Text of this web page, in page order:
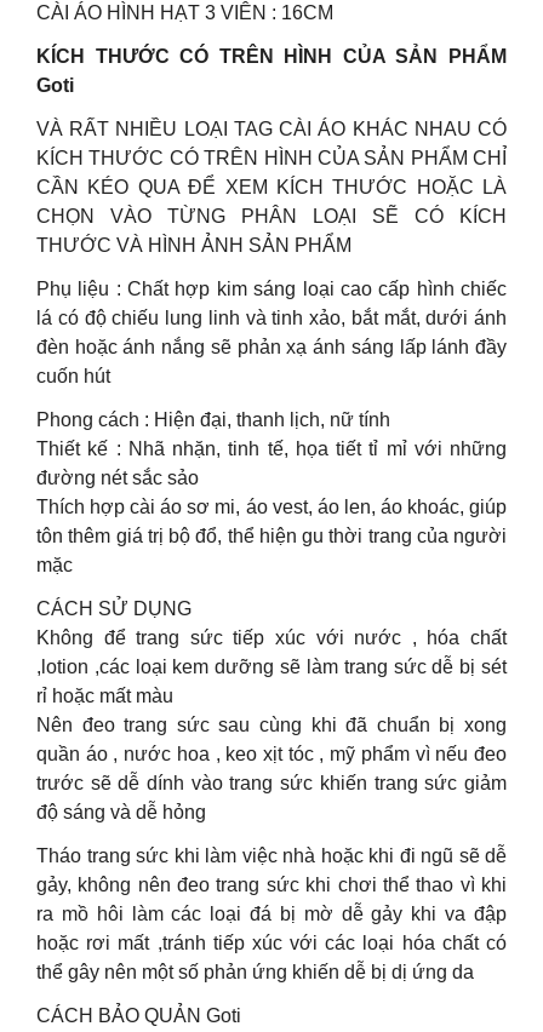
CÀI ÁO HÌNH HẠT 3 VIÊN : 16CM
KÍCH THƯỚC CÓ TRÊN HÌNH CỦA SẢN PHẨM
Goti
VÀ RẤT NHIỀU LOẠI TAG CÀI ÁO KHÁC NHAU CÓ
KÍCH THƯỚC CÓ TRÊN HÌNH CỦA SẢN PHẨM CHỈ
CẦN KÉO QUA ĐỂ XEM KÍCH THƯỚC HOẶC LÀ
CHỌN VÀO TỪNG PHÂN LOẠI SẼ CÓ KÍCH
THƯỚC VÀ HÌNH ẢNH SẢN PHẨM
Phụ liệu : Chất hợp kim sáng loại cao cấp hình chiếc
lá có độ chiếu lung linh và tinh xảo, bắt mắt, dưới ánh
đèn hoặc ánh nắng sẽ phản xạ ánh sáng lấp lánh đầy
cuốn hút
Phong cách : Hiện đại, thanh lịch, nữ tính
Thiết kế : Nhã nhặn, tinh tế, họa tiết tỉ mỉ với những
đường nét sắc sảo
Thích hợp cài áo sơ mi, áo vest, áo len, áo khoác, giúp
tôn thêm giá trị bộ đổ, thể hiện gu thời trang của người
mặc
CÁCH SỬ DỤNG
Không để trang sức tiếp xúc với nước , hóa chất
,lotion ,các loại kem dưỡng sẽ làm trang sức dễ bị sét
rỉ hoặc mất màu
Nên đeo trang sức sau cùng khi đã chuẩn bị xong
quần áo , nước hoa , keo xịt tóc , mỹ phẩm vì nếu đeo
trước sẽ dễ dính vào trang sức khiến trang sức giảm
độ sáng và dễ hỏng
Tháo trang sức khi làm việc nhà hoặc khi đi ngũ sẽ dễ
gảy, không nên đeo trang sức khi chơi thể thao vì khi
ra mồ hôi làm các loại đá bị mờ dễ gảy khi va đập
hoặc rơi mất ,tránh tiếp xúc với các loại hóa chất có
thể gây nên một số phản ứng khiến dễ bị dị ứng da
CÁCH BẢO QUẢN Goti